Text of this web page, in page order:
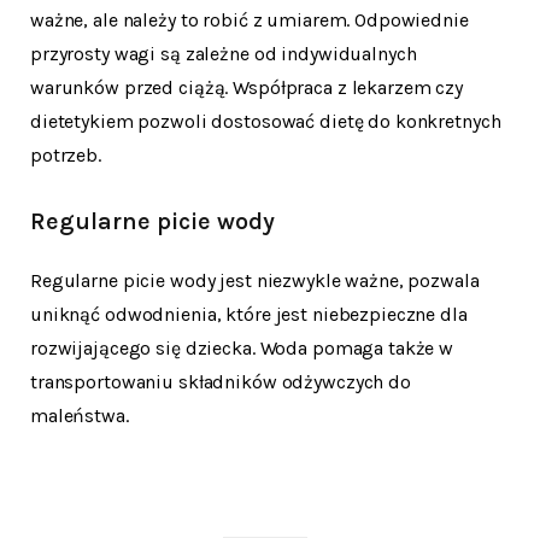
ważne, ale należy to robić z umiarem. Odpowiednie
przyrosty wagi są zależne od indywidualnych
warunków przed ciążą. Współpraca z lekarzem czy
dietetykiem pozwoli dostosować dietę do konkretnych
potrzeb.
Regularne picie wody
Regularne picie wody jest niezwykle ważne, pozwala
uniknąć odwodnienia, które jest niebezpieczne dla
rozwijającego się dziecka. Woda pomaga także w
transportowaniu składników odżywczych do
maleństwa.